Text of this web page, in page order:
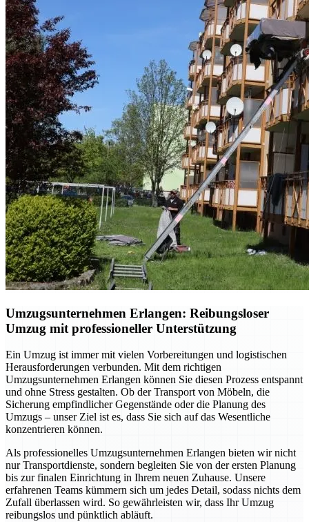
Umzugsunternehmen Erlangen: Reibungsloser
Umzug mit professioneller Unterstützung
Ein Umzug ist immer mit vielen Vorbereitungen und logistischen
Herausforderungen verbunden. Mit dem richtigen
Umzugsunternehmen Erlangen können Sie diesen Prozess entspannt
und ohne Stress gestalten. Ob der Transport von Möbeln, die
Sicherung empfindlicher Gegenstände oder die Planung des
Umzugs – unser Ziel ist es, dass Sie sich auf das Wesentliche
konzentrieren können.
Als professionelles Umzugsunternehmen Erlangen bieten wir nicht
nur Transportdienste, sondern begleiten Sie von der ersten Planung
bis zur finalen Einrichtung in Ihrem neuen Zuhause. Unsere
erfahrenen Teams kümmern sich um jedes Detail, sodass nichts dem
Zufall überlassen wird. So gewährleisten wir, dass Ihr Umzug
reibungslos und pünktlich abläuft.